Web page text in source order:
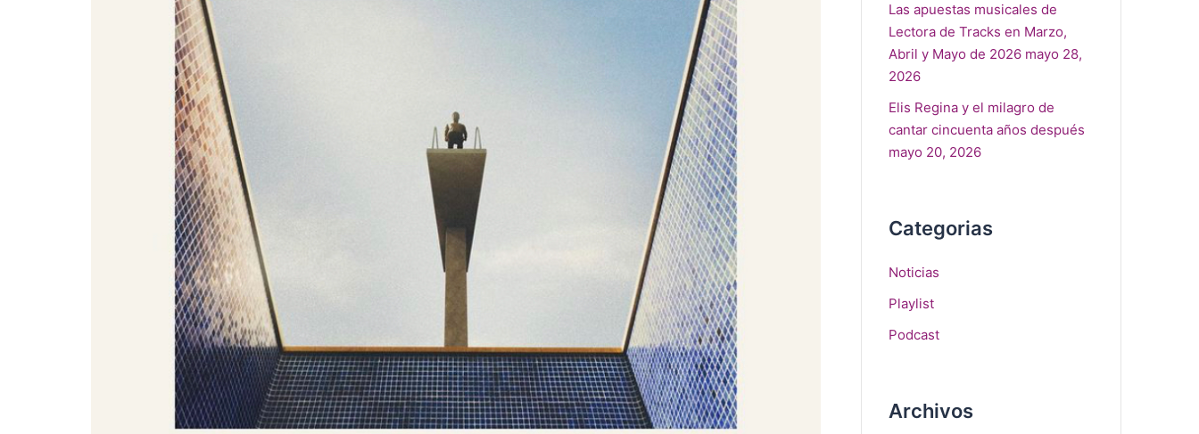
Las apuestas musicales de
Lectora de Tracks en Marzo,
Abril y Mayo de 2026 mayo 28,
2026
Elis Regina y el milagro de
cantar cincuenta años después
mayo 20, 2026
Categorias
Noticias
Playlist
Podcast
Archivos